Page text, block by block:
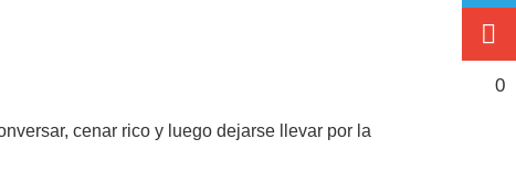
0
cenar rico y luego dejarse llevar por la